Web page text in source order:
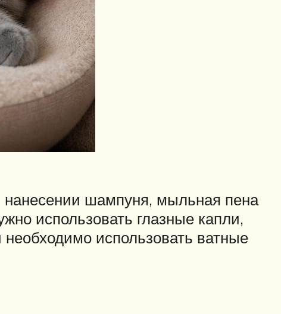
нанесении шампуня, мыльная пена
использовать глазные капли,
использовать ватные